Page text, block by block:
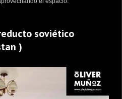
soviético
)